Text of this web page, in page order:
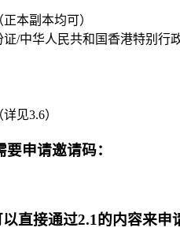
本副本均可）
/中华人民共和国香港特别行
见3.6）
申请邀请码：
直接通过2.1的内容来申